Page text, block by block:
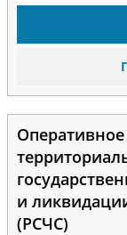
и
(РСЧС)